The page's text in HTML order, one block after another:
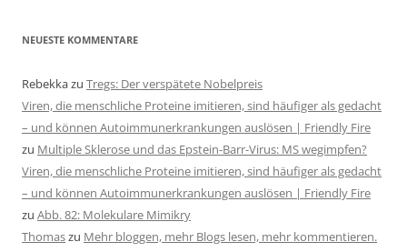
NEUESTE KOMMENTARE
Rebekkazu Tregs: Der verspätete Nobelpreis
Viren, die menschliche Proteine imitieren, sind häufiger als gedacht
– und können Autoimmunerkrankungen auslösen | Friendly Fire
zu Multiple Sklerose und das Epstein-Barr-Virus: MS wegimpfen?
Viren, die menschliche Proteine imitieren, sind häufiger als gedacht
– und können Autoimmunerkrankungen auslösen | Friendly Fire
zu Abb. 82: Molekulare Mimikry
Thomaszu Mehr bloggen, mehr Blogs lesen, mehr kommentieren.